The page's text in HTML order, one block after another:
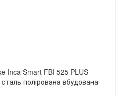
Inca Smart FBI 525 PLUS
полірована вбудована